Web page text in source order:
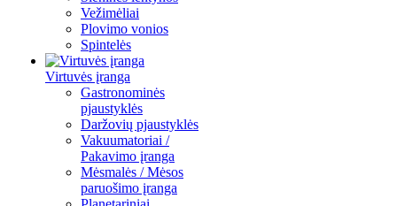
Vežimėliai
Plovimo vonios
Spintelės
Virtuvės įranga
Gastronominės
pjaustyklės
Daržovių pjaustyklės
Vakuumatoriai /
Pakavimo įranga
Mėsmalės / Mėsos
paruošimo įranga